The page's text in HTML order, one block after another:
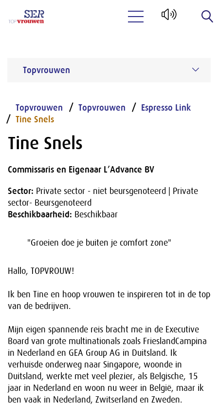
Topvrouwen
Topvrouwen Topvrouwen
Espresso Link
Tine Snels
Tine Snels
Commissaris en Eigenaar L’Advance BV
Sector: Private sector - niet beursgenoteerd | Private
sector- Beursgenoteerd
Beschikbaarheid: Beschikbaar
"Groeien doe je buiten je comfort zone"
Hallo, TOPVROUW!
Ik ben Tine en hoop vrouwen te inspireren tot in de top
van de bedrijven.
Mijn eigen spannende reis bracht me in de Executive
Board van grote multinationals zoals FrieslandCampina
in Nederland en GEA Group AG in Duitsland. Ik
verhuisde onderweg naar Singapore, woonde in
Duitsland, werkte met veel plezier, als Belgische, 15
jaar in Nederland en woon nu weer in België, maar ik
ben vaak in Nederland, Zwitserland en Zweden.